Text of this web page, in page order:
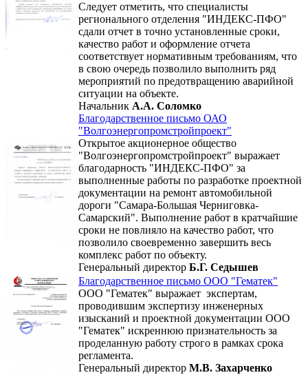
Следует отметить, что специалисты
регионального отделения "ИНДЕКС-ПФО"
сдали отчет в точно установленные сроки,
качество работ и оформление отчета
соответствует нормативным требованиям, что
в свою очередь позволило выполнить ряд
мероприятий по предотвращению аварийной
ситуации на объекте.
Начальник А.А. Соломко
Благодарственное письмо ОАО
"Волгоэнергопромстройпроект"
Открытое акционерное общество
"Волгоэнергопромстройпроект" выражает
благодарность "ИНДЕКС-ПФО" за
выполненные работы по разработке проектной
документации на ремонт автомобильной
дороги "Самара-Большая Черниговка-
Самарский". Выполнение работ в кратчайшие
сроки не повлияло на качество работ, что
позволило своевременно завершить весь
комплекс работ по объекту.
Генеральный директор Б.Г. Седышев
Благодарственное письмо ООО "Гематек"
ООО "Гематек" выражает экспертам,
проводившим экспертизу инженерных
изысканий и проектной документации ООО
"Гематек" искреннюю признательность за
проделанную работу строго в рамках срока
регламента.
Генеральный директор М.В. Захарченко